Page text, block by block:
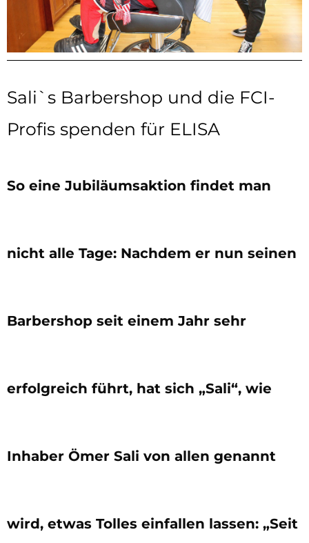
Sali`s Barbershop und die FCI-
Profis spenden für ELISA
So eine Jubiläumsaktion findet man
nicht alle Tage: Nachdem er nun seinen
Barbershop seit einem Jahr sehr
erfolgreich führt, hat sich „Sali“, wie
Inhaber Ömer Sali von allen genannt
wird, etwas Tolles einfallen lassen: „Seit